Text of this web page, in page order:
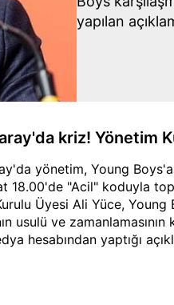
yapılan
kriz! Yönetim
yönetim, Young
18.00'de "Acil" koduyla
Üyesi Ali Yüce, Young
usulü ve
hesabından yaptığı